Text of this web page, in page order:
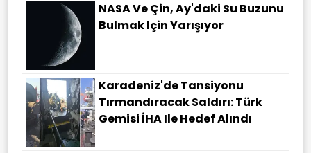
NASA Ve Çin, Ay'daki Su Buzunu
Bulmak Için Yarışıyor
Karadeniz'de Tansiyonu
Tırmandıracak Saldırı: Türk
Gemisi İHA Ile Hedef Alındı